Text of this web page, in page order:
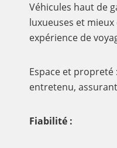
Véhicules haut de
luxueuses et
expérience de
Espace et
entretenu,
Fiabilité :